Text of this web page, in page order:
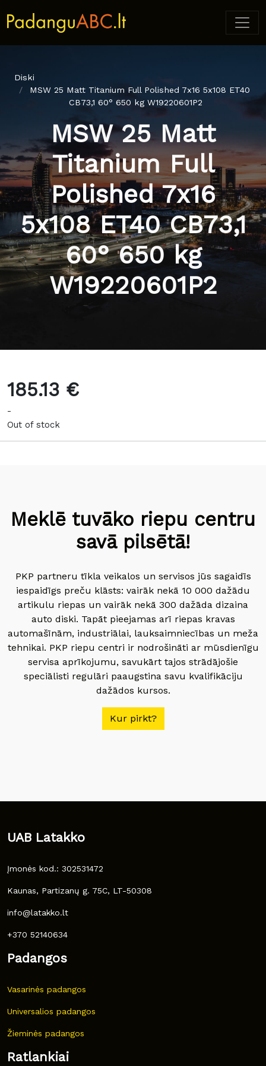
Diski
MSW 25 Matt Titanium Full Polished 7x16 5x108 ET40
CB73,1 60° 650 kg W19220601P2
MSW 25 Matt
Titanium Full
Polished 7x16
5x108 ET40 CB73,1
60° 650 kg
W19220601P2
185.13 €
-
Out of stock
Meklē tuvāko riepu centru
savā pilsētā!
PKP partneru tīkla veikalos un servisos jūs sagaidīs
iespaidīgs preču klāsts: vairāk nekā 10 000 dažādu
artikulu riepas un vairāk nekā 300 dažāda dizaina
auto diski. Tapāt pieejamas arī riepas kravas
automašīnām, industriālai, lauksaimniecības un meža
tehnikai. PKP riepu centri ir nodrošināti ar mūsdienīgu
servisa aprīkojumu, savukārt tajos strādājošie
speciālisti regulāri paaugstina savu kvalifikāciju
dažādos kursos.
Kur pirkt?
UAB Latakko
Įmonės kod.: 302531472
Kaunas, Partizanų g. 75C, LT-50308
info@latakko.lt
+370 52140634
Padangos
Vasarinės padangos
Universalios padangos
Žieminės padangos
Ratlankiai